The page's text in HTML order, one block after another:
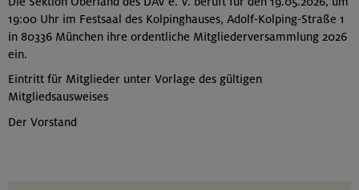
19:00 Uhr im Festsaal des Kolpinghauses, Adolf-Kolping-Straße 1
in 80336 München ihre ordentliche Mitgliederversammlung 2026
ein.
Eintritt für Mitglieder unter Vorlage des gültigen
Mitgliedsausweises
Der Vorstand